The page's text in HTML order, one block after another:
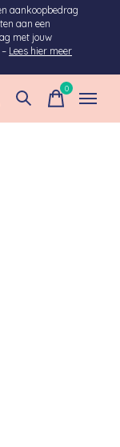
aankoopbedrag
aan een
met jouw
Lees hier meer
0items